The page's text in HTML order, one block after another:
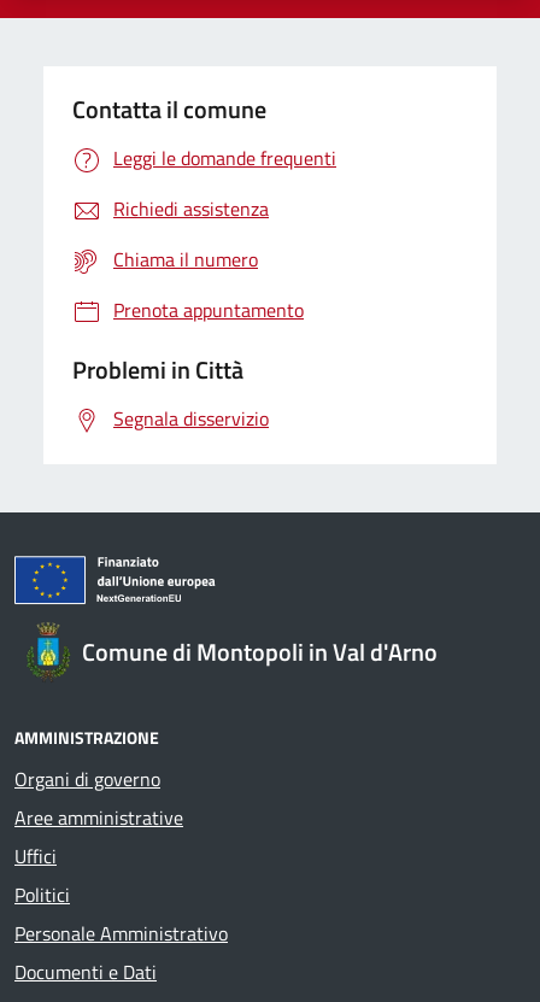
Contatta il comune
Leggi le domande frequenti
Richiedi assistenza
Chiama il numero
Prenota appuntamento
Problemi in Città
Segnala disservizio
Comune di Montopoli in Val d'Arno
AMMINISTRAZIONE
Organi di governo
Aree amministrative
Uffici
Politici
Personale Amministrativo
Documenti e Dati